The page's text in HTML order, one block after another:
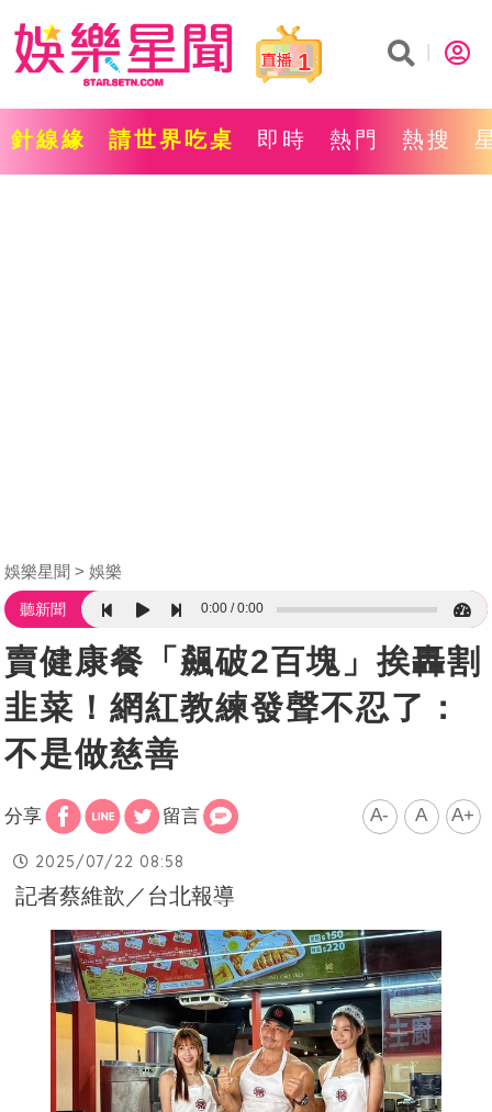
1
針線緣 請世界吃桌 即時 熱門 熱搜
娛樂星聞 娛樂
聽新聞 0:00 0:00
賣健康餐「飆破2百塊」挨轟割
韭菜！網紅教練發聲不忍了：
不是做慈善
分享 留言 A- A A+
2025/07/22 08:58
記者蔡維歆／台北報導